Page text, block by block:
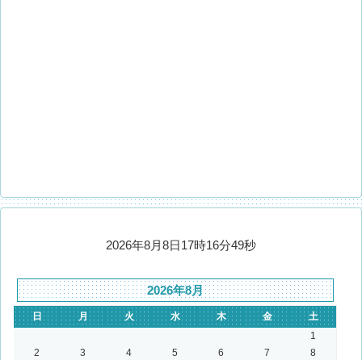
2026年8月8日17時16分49秒
2026年8月
日 月 火 水 木 金
土
1
2
3 4 5 6 7
8